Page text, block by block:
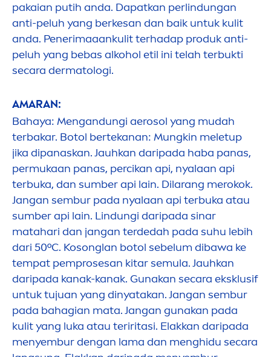
pakaian putih anda. Dapatkan perlindungan
anti-peluh yang berkesan dan baik untuk kulit
anda. Penerimaaankulit terhadap produk anti-
peluh yang bebas alkohol etil ini telah terbukti
secara dermatologi.
AMARAN:
Bahaya: Mengandungi aerosol yang mudah
terbakar. Botol bertekanan: Mungkin meletup
jika dipanaskan. Jauhkan daripada haba panas,
permukaan panas, percikan api, nyalaan api
terbuka, dan sumber api lain. Dilarang merokok.
Jangan sembur pada nyalaan api terbuka atau
sumber api lain. Lindungi daripada sinar
matahari dan jangan terdedah pada suhu lebih
dari 50ºC. Kosonglan botol sebelum dibawa ke
tempat pemprosesan kitar semula. Jauhkan
daripada kanak-kanak. Gunakan secara eksklusif
untuk tujuan yang dinyatakan. Jangan sembur
pada bahagian mata. Jangan gunakan pada
kulit yang luka atau teriritasi. Elakkan daripada
menyembur dengan lama dan menghidu secara